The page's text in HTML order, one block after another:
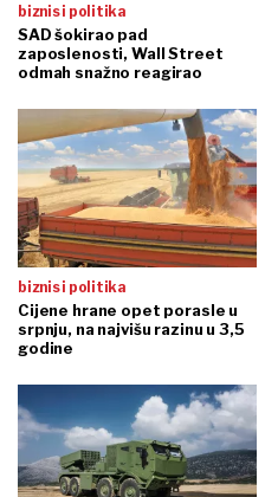
biznis i politika
SAD šokirao pad
zaposlenosti, Wall Street
odmah snažno reagirao
biznis i politika
Cijene hrane opet porasle u
srpnju, na najvišu razinu u 3,5
godine